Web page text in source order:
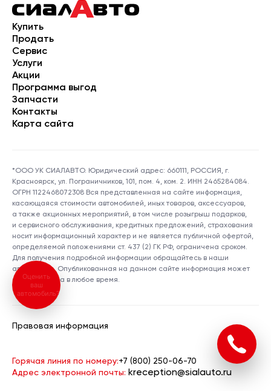
Купить
Продать
Сервис
Услуги
Акции
Программа выгод
Запчасти
Контакты
Карта сайта
*ООО УК СИАЛАВТО. Юридический адрес: 660111, РОССИЯ, г.
Красноярск, ул. Пограничников, 101, пом. 4, ком. 2. ИНН 2465284084.
ОГРН 1122468072308 Вся представленная на сайте информация,
касающаяся стоимости автомобилей, иных товаров, аксессуаров,
а также акционных мероприятий, в том числе розыгрыш подарков,
и сервисного обслуживания, кредитных предложений, страхования
носит информационный характер и не является публичной офертой,
определяемой положениями ст. 437 (2) ГК РФ, ограничена сроком.
Для получения подробной информации обращайтесь в наши
автосалоны. Опубликованная на данном сайте информация может
быть изменена в любое время.
Правовая информация
Горячая линия по номеру:+7 (800) 250-06-70
Адрес электронной почты: kreception@sialauto.ru
Оценить
ваш
автомобиль?